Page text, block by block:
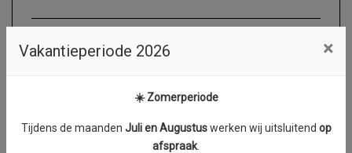
Motor en transmissie
Benzine
3
Vakantieperiode 2026 ×
☀️ Zomerperiode
Tijdens de maanden Juli en Augustuswerken wij uitsluitend op
afspraak.